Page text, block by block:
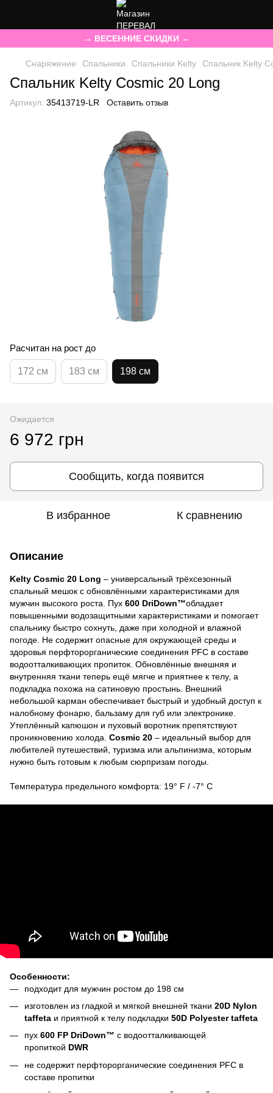
→ ВЕСЕННИЕ СКИДКИ ←
Снаряжение Спальники Спальники Kelty Спальник Kelty
Спальник Kelty Cosmic 20 Long
Артикул: 35413719-LR Оставить отзыв
Расчитан на рост до
172 см 183 см 198 см
Ожидается
6 972 грн
Сообщить, когда появится
В избранное К сравнению
Описание
Kelty Cosmic 20 Long – универсальный трёхсезонный
спальный мешок с обновлёнными характеристиками для
мужчин высокого роста. Пух 600 DriDown™обладает
повышенными водозащитными характеристиками и помогает
спальнику быстро сохнуть, даже при холодной и влажной
погоде. Не содержит опасные для окружающей среды и
здоровья перфторорганические соединения PFC в составе
водоотталкивающих пропиток. Обновлённые внешняя и
внутренняя ткани теперь ещё мягче и приятнее к телу, а
подкладка похожа на сатиновую простынь. Внешний
небольшой карман обеспечивает быстрый и удобный доступ к
налобному фонарю, бальзаму для губ или электронике.
Утеплённый капюшон и пуховый воротник препятствуют
проникновению холода. Cosmic 20 – идеальный выбор для
любителей путешествий, туризма или альпинизма, которым
нужно быть готовым к любым сюрпризам погоды.
Температура предельного комфорта: 19° F / -7° C
Особенности:
подходит для мужчин ростом до 198 см
изготовлен из гладкой и мягкой внешней ткани 20D Nylon
taffeta и приятной к телу подкладки 50D Polyester taffeta
пух 600 FP DriDown™ с водоотталкивающей
пропиткой DWR
не содержит перфторорганические соединения PFC в
составе пропитки